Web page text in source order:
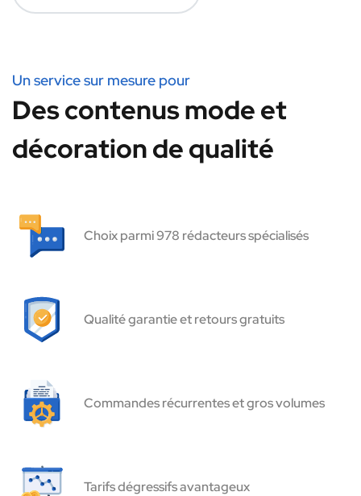
Un service sur mesure pour
Des contenus mode et
décoration de qualité
Choix parmi 978 rédacteurs spécialisés
Qualité garantie et retours gratuits
Commandes récurrentes et gros volumes
Tarifs dégressifs avantageux